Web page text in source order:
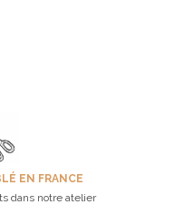
EN FRANCE
dans notre atelier